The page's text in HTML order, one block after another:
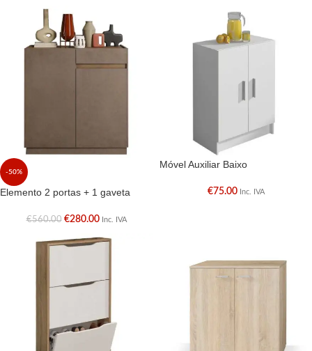
-50%
Elemento 2 portas + 1 gaveta
€560.00 €280.00 Inc. IVA
Móvel Auxiliar Baixo
€75.00 Inc. IVA